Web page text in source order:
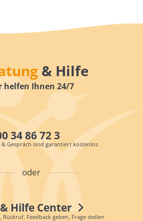
& Hilfe
helfen Ihnen 24/7
34 86 72 3
Gespräch sind garantiert kostenlos
oder
Hilfe Center
Rückruf, Feedback geben, Frage stellen